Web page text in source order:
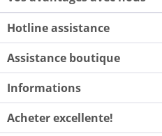
Hotline assistance
Assistance boutique
Informations
Acheter excellente!